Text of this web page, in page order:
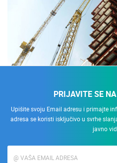
PRIJAVITE SE
Upišite svoju Email adresu i primajte
adresa se koristi isključivo u svrhe
javno